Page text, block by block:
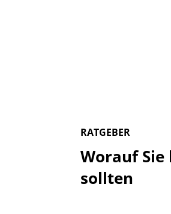
RATGEBER
Worauf
sollten